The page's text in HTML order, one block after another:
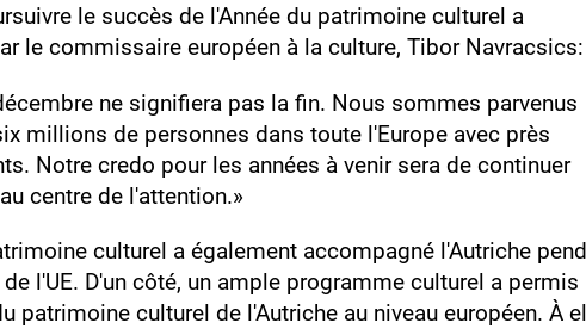
le succès de l'Année du patrimoine culturel a
le commissaire européen à la culture, Tibor Navracsics:
ne signifiera pas la fin. Nous sommes parvenus
millions de personnes dans toute l'Europe avec près
Notre credo pour les années à venir sera de continuer
centre de l'attention.»
culturel a également accompagné l'Autriche
l'UE. D'un côté, un ample programme culturel a permis
patrimoine culturel de l'Autriche au niveau européen. À